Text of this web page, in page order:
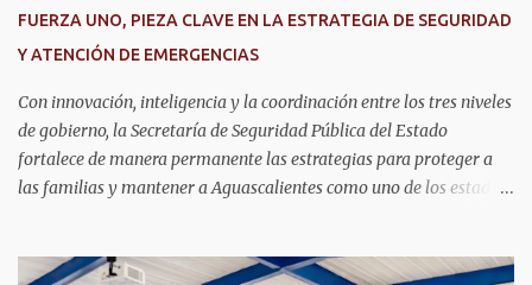
FUERZA UNO, PIEZA CLAVE EN LA ESTRATEGIA DE SEGURIDAD
Y ATENCIÓN DE EMERGENCIAS
Con innovación, inteligencia y la coordinación entre los tres niveles
de gobierno, la Secretaría de Seguridad Pública del Estado
fortalece de manera permanente las estrategias para proteger a
las familias y mantener a Aguascalientes como uno de los estados
aérea, brindar apoyo táctico a los operativos de seguridad,